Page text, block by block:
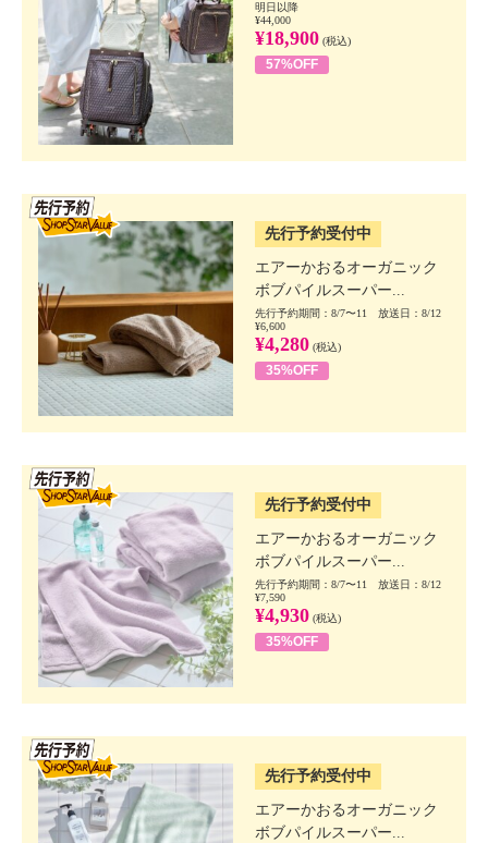
明日以降
¥44,000
¥18,900 (税込)
57%OFF
先行予約受付中
エアーかおるオーガニック
ボブパイルスーパー...
先行予約期間：8/7〜11 放送日：8/12
¥6,600
¥4,280 (税込)
35%OFF
先行予約受付中
エアーかおるオーガニック
ボブパイルスーパー...
先行予約期間：8/7〜11 放送日：8/12
¥7,590
¥4,930 (税込)
35%OFF
先行予約受付中
エアーかおるオーガニック
ボブパイルスーパー...